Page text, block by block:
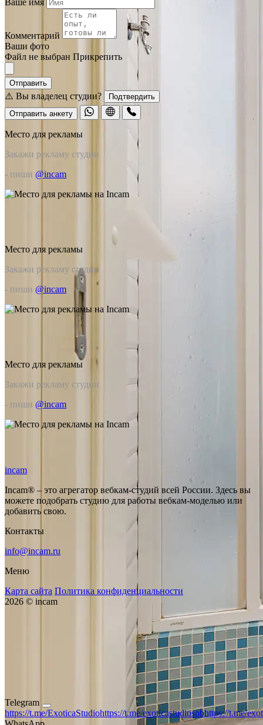
Ваше имя
Комментарий
Ваши фото
Файл не выбран Прикрепить
Отправить
⚠️ Вы владелец студии?
Подтвердить
Отправить анкету
Место для рекламы
Закажи рекламу студии
- пиши @incam
Место для рекламы
Закажи рекламу студии
- пиши @incam
Место для рекламы
Закажи рекламу студии
- пиши @incam
incam
Incam® – это агрегатор вебкам-студий всей России. Здесь вы
можете подобрать студию для работы вебкам-моделью или
добавить свою.
Контакты
info@incam.ru
Меню
Карта сайта Политика конфиденциальности
2026 © incam
Telegram
https://t.me/ExoticaStudiohttps://t.me/exoticastudiospbhttps://t.me/